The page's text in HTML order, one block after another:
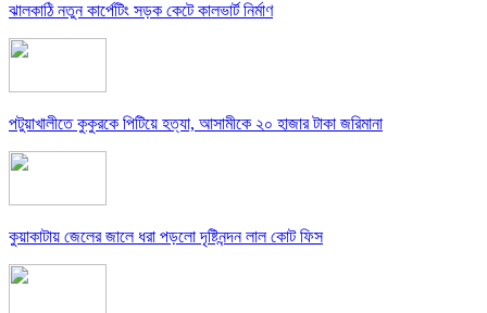
ঝালকাঠি নতুন কার্পেটিং সড়ক কেটে কালভার্ট নির্মাণ
পটুয়াখালীতে কুকুরকে পিটিয়ে হত্যা, আসামীকে ২০ হাজার টাকা জরিমানা
কুয়াকাটায় জেলের জালে ধরা পড়লো দৃষ্টিনন্দন লাল কোট ফিস